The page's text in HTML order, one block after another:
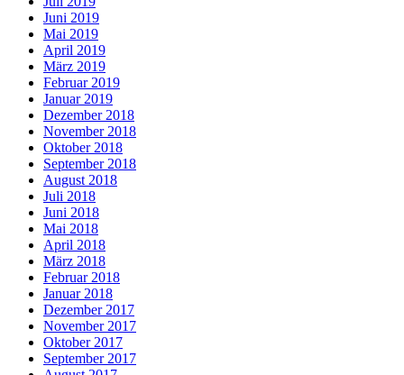
Juni 2019
Mai 2019
April 2019
März 2019
Februar 2019
Januar 2019
Dezember 2018
November 2018
Oktober 2018
September 2018
August 2018
Juli 2018
Juni 2018
Mai 2018
April 2018
März 2018
Februar 2018
Januar 2018
Dezember 2017
November 2017
Oktober 2017
September 2017